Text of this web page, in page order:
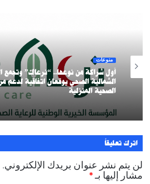
منوعات
أول شراكة من نوعها.. “نرعاك” وتجمع
الشمالية الصحي يوقعان اتفاقية لدعم
الصحية المنزلية
اترك تعليقاً
لن يتم نشر عنوان بريدك الإلكتروني.
مشار إليها بـ*